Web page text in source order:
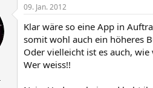
09. Jan. 2012
Klar wäre so eine App in
somit wohl auch ein höheres
Oder vielleicht ist es auch,
Wer weiss!!